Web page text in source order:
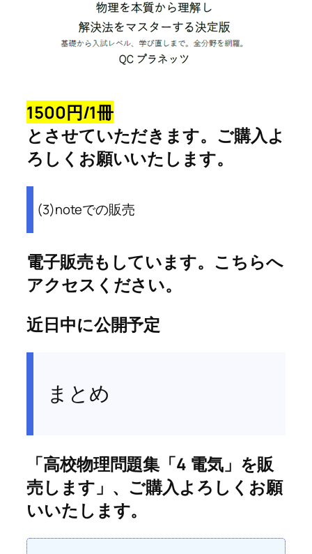
1500円/1冊
とさせていただきます。ご購入よ
ろしくお願いいたします。
(3)noteでの販売
電子販売もしています。こちらへ
アクセスください。
近日中に公開予定
まとめ
「高校物理問題集「4 電気」を販
売します」、ご購入よろしくお願
いいたします。